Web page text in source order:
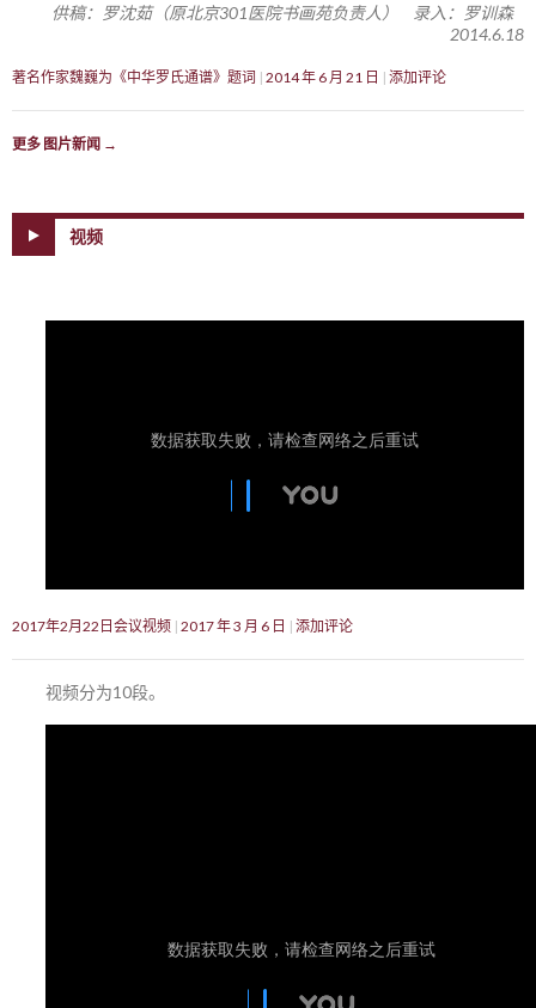
供稿：罗沈茹（原北京301医院书画苑负责人） 录入：罗训森
2014.6.18
著名作家魏巍为《中华罗氏通谱》题词 2014 年 6 月 21 日 添加评论
更多 图片新闻 →
视频
2017年2月22日会议视频 2017 年 3 月 6 日 添加评论
视频分为10段。